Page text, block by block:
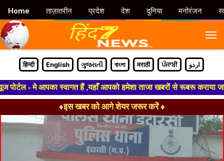
हिन्दी English ગુજરાતી বাংলা मराठी ਪੰਜਾਬੀ اردو
- मे आपका स्वागत हैं ,यहाँ आपको हमेशा ताजा खबरों से रूबरू कराया
♦इस खबर को आगे शेयर जरूर करें ♦
Home ताज़ातरीन प्रदेश देश दुनिया मनोरंजन